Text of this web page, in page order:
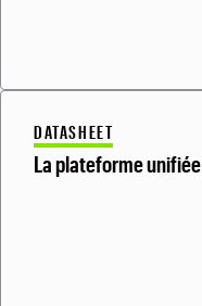
DATASHEET
La plateforme